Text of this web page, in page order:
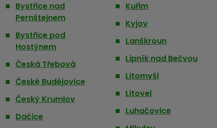
Bystřice nad
Pernštejnem
Bystřice pod
Hostýnem
Česká Třebová
České Budějovice
Český Krumlov
Dačice
Kuřim
Kyjov
Lanškroun
Lipník nad Bečvou
Litomyšl
Litovel
Luhačovice